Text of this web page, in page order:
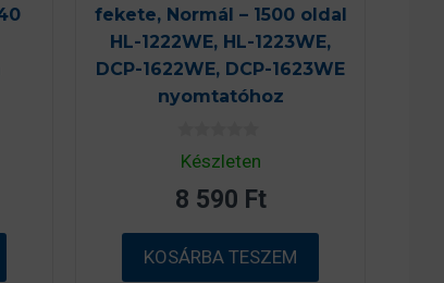
fekete, Normál – 1500 oldal
HL-1222WE, HL-1223WE,
DCP-1622WE, DCP-1623WE
nyomtatóhoz
0
a
5
-
ő
l
Készleten
8 590 Ft
KOSÁRBA TESZEM